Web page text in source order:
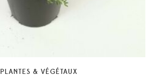
PLANTES & VÉGÉTAUX